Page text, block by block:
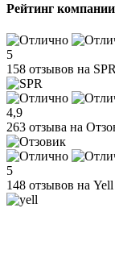
Рейтинг
5
158 отзывов на SPR
4,9
263 отзыва на
5
148 отзывов на Yell